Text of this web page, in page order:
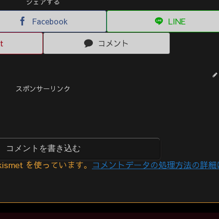
Facebook LINE
コメント
スポンサーリンク
コメントを書き込む
を使っています。 コメントデータの処理方法の詳細